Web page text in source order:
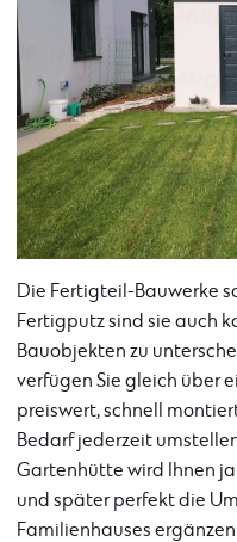
Die Fertigteil-Bauwerke
Fertigputz sind sie auch
Bauobjekten zu
verfügen Sie gleich über
preiswert, schnell
Bedarf jederzeit
Gartenhütte wird Ihnen
und später perfekt die
Familienhauses